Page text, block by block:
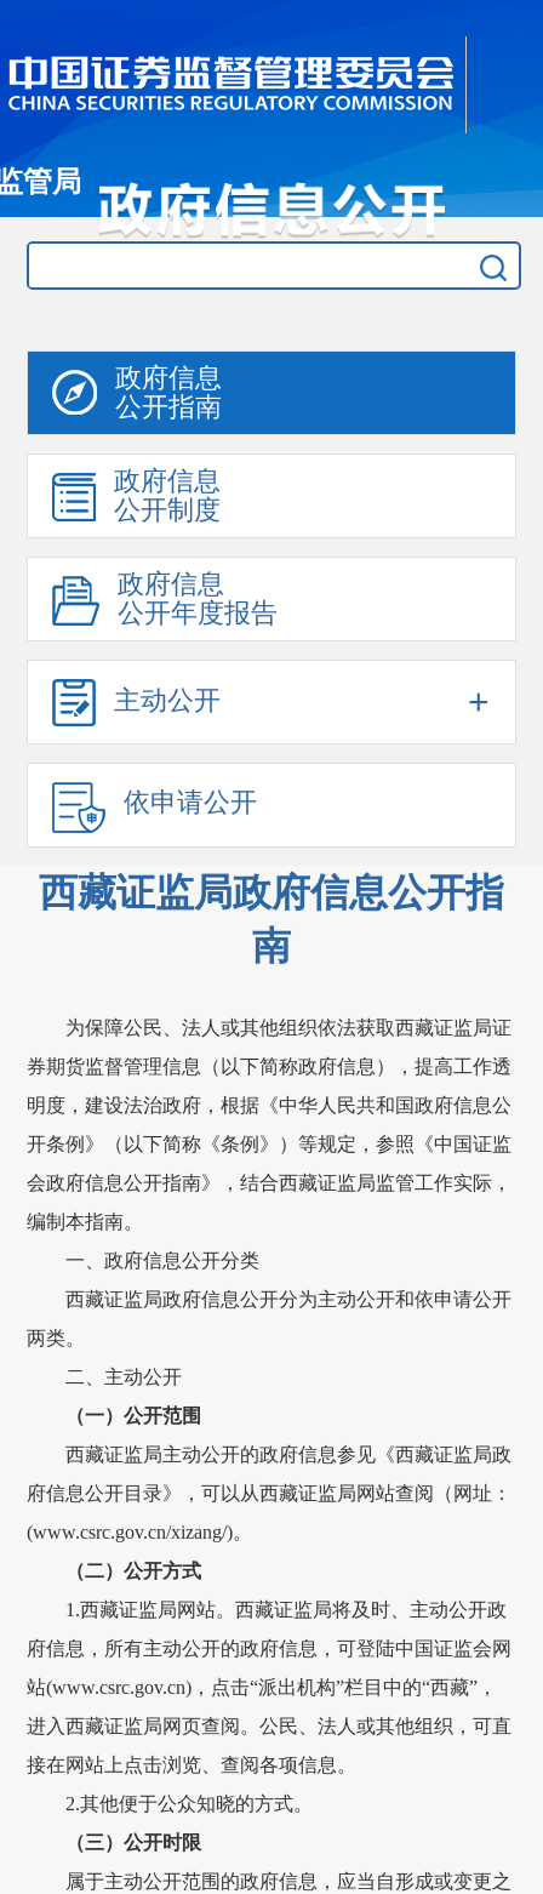
管局
政府信息
公开指南
政府信息
公开制度
政府信息
公开年度报告
主动公开 +
依申请公开
西藏证监局政府信息公开指
南
为保障公民、法人或其他组织依法获取西藏证监局证
券期货监督管理信息（以下简称政府信息）
，提高工作透
明度，建设法治政府，根据《中华人民共和国政府信息公
开条例》（以下简称《条例》）等规定，参照《中国证监
会政府信息公开指南》
，结合西藏证监局监管工作实际，
编制本指南。
一、政府信息公开分类
西藏证监局政府信息公开分为主动公开和依申请公开
两类。
二、主动公开
（一）公开范围
西藏证监局主动公开的政府信息参见《西藏证监局政
府信息公开目录》，可以从西藏证监局网站查阅（网址：
(www.csrc.gov.cn/xizang/)。
（二）公开方式
1.西藏证监局网站。西藏证监局将及时、主动公开政
府信息， 所有主动公开的政府信息，可登陆中国证监会网
站(www.csrc.gov.cn) ，点击“派出机构”栏目中的“西藏”，
进入西藏证监局网页查阅。公民、法人或其他组织，可直
接在网站上点击浏览、查阅各项信息。
2.其他便于公众知晓的方式。
（三）公开时限
属于主动公开范围 的政府信息，应当自形成或变更之